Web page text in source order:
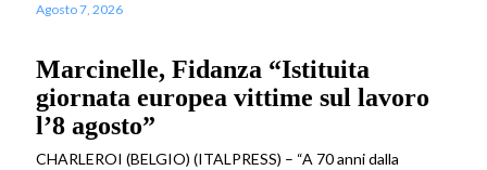
Agosto 7, 2026
Marcinelle, Fidanza “Istituita
giornata europea vittime sul lavoro
l’8 agosto”
CHARLEROI (BELGIO) (ITALPRESS) – “A 70 anni dalla